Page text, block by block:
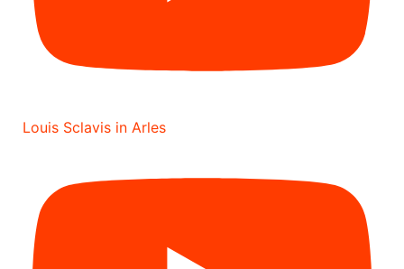
Louis Sclavis in Arles